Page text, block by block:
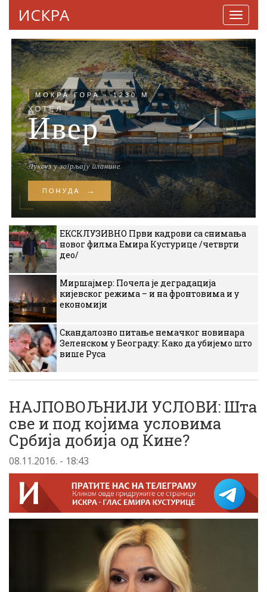
ИСКРА
ЕКСКЛУЗИВНО Први кадрови са снимања
новог филма Емира Кустурице /четврти
део/
Миршајмер: Почела је деградација
кијевског режима – и на фронтовима и у
економији
Скандалозно питање немачког новинара
Зеленском у Београду: Како да убијемо што
више Руса
НАЈПОВОЉНИЈИ УСЛОВИ: Шта
све и под којима условима
Србија добија од Кине?
08.11.2016. - 18:43